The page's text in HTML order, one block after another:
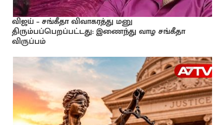
விஜய் – சங்கீதா விவாகரத்து மனு
திரும்பப்பெறப்பட்டது: இணைந்து வாழ சங்கீதா
விருப்பம்